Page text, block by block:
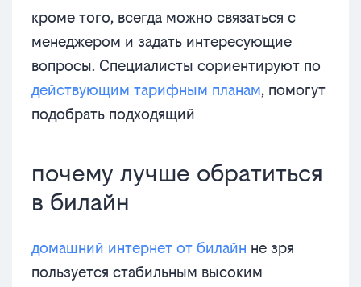
кроме того, всегда можно связаться с
менеджером и задать интересующие
вопросы. Специалисты сориентируют по
действующим тарифным планам, помогут
подобрать подходящий
почему лучше обратиться
в билайн
домашний интернет от билайн не зря
пользуется стабильным высоким